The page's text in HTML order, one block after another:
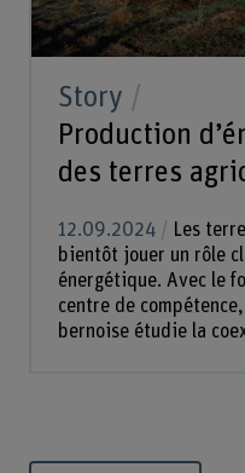
Story
Production
des terres
12.09.2024
Les
bientôt jouer un rôle
énergétique. Avec le
centre de
bernoise étudie la